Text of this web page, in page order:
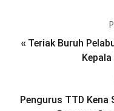
« Teriak Buruh
Pengurus TTD